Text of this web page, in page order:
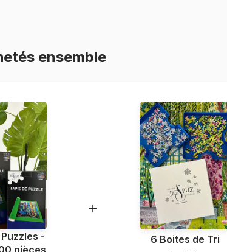
ensemble
-
pièces
6 Boites de Tri